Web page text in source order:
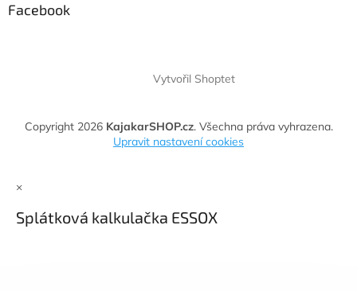
Facebook
Vytvořil Shoptet
Copyright 2026 KajakarSHOP.cz. Všechna práva vyhrazena.
Upravit nastavení cookies
×
Splátková kalkulačka ESSOX